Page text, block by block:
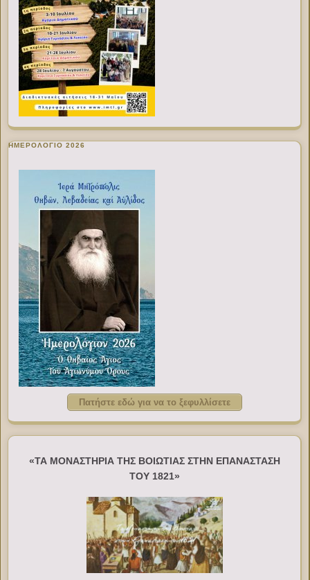
ΗΜΕΡΟΛΟΓΙΟ 2026
Πατήστε εδώ για να το ξεφυλλίσετε
«ΤΑ ΜΟΝΑΣΤΗΡΙΑ ΤΗΣ ΒΟΙΩΤΙΑΣ ΣΤΗΝ ΕΠΑΝΑΣΤΑΣΗ
ΤΟΥ 1821»